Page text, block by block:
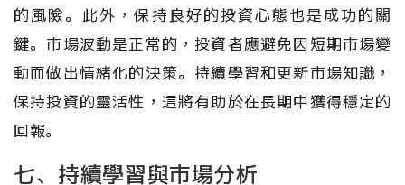
的風險。此外，保持良好的投資心態也是成功的關
鍵。市場波動是正常的，投資者應避免因短期市場變
動而做出情緒化的決策。持續學習和更新市場知識，
保持投資的靈活性，這將有助於在長期中獲得穩定的
回報。
七、持續學習與市場分析